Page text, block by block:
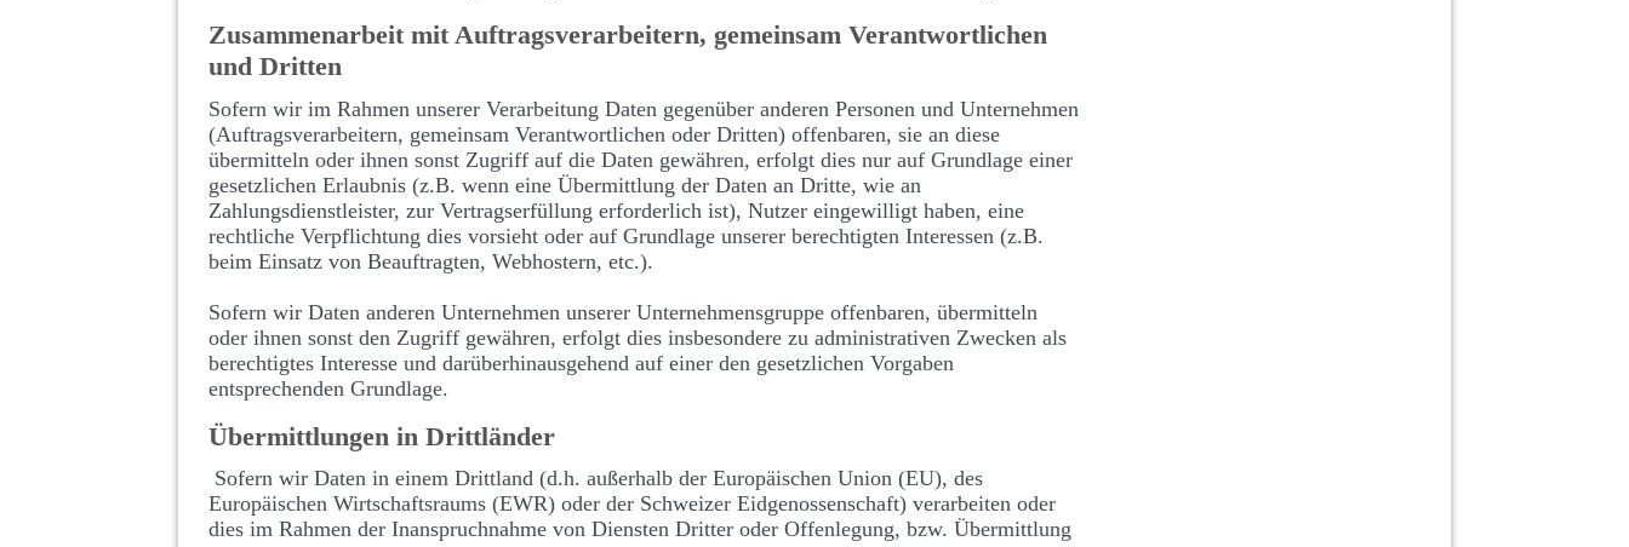
Zusammenarbeit mit Auftragsverarbeitern, gemeinsam Verantwortlichen
und Dritten
Sofern wir im Rahmen unserer Verarbeitung Daten gegenüber anderen Personen und Unternehmen
(Auftragsverarbeitern, gemeinsam Verantwortlichen oder Dritten) offenbaren, sie an diese
übermitteln oder ihnen sonst Zugriff auf die Daten gewähren, erfolgt dies nur auf Grundlage einer
gesetzlichen Erlaubnis (z.B. wenn eine Übermittlung der Daten an Dritte, wie an
Zahlungsdienstleister, zur Vertragserfüllung erforderlich ist), Nutzer eingewilligt haben, eine
rechtliche Verpflichtung dies vorsieht oder auf Grundlage unserer berechtigten Interessen (z.B.
beim Einsatz von Beauftragten, Webhostern, etc.).
Sofern wir Daten anderen Unternehmen unserer Unternehmensgruppe offenbaren, übermitteln
oder ihnen sonst den Zugriff gewähren, erfolgt dies insbesondere zu administrativen Zwecken als
berechtigtes Interesse und darüberhinausgehend auf einer den gesetzlichen Vorgaben
entsprechenden Grundlage.
Übermittlungen in Drittländer
Sofern wir Daten in einem Drittland (d.h. außerhalb der Europäischen Union (EU), des
Europäischen Wirtschaftsraums (EWR) oder der Schweizer Eidgenossenschaft) verarbeiten oder
dies im Rahmen der Inanspruchnahme von Diensten Dritter oder Offenlegung, bzw. Übermittlung